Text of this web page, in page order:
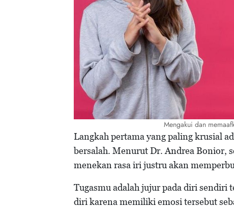
Mengakui dan
Langkah pertama yang paling krusial
bersalah. Menurut Dr. Andrea Bonior,
menekan rasa iri justru akan
Tugasmu adalah jujur pada diri sendiri
diri karena memiliki emosi tersebut